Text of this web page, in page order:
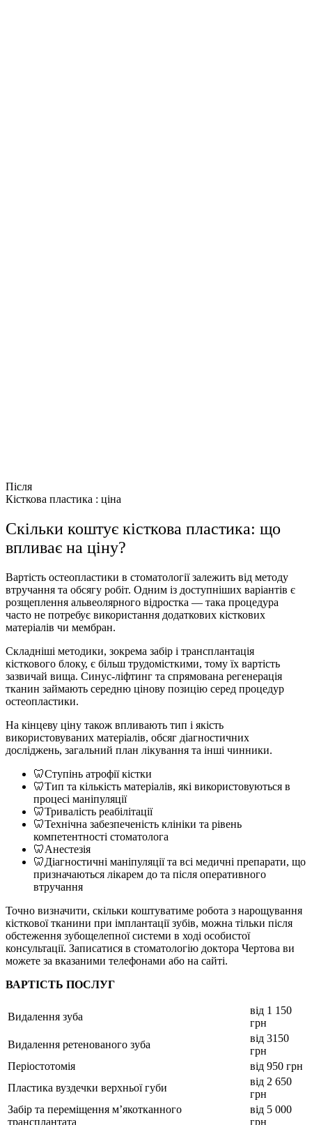
Після
Кісткова пластика : ціна
Скільки коштує кісткова пластика: що
впливає на ціну?
Вартість остеопластики в стоматології залежить від методу
втручання та обсягу робіт. Одним із доступніших варіантів є
розщеплення альвеолярного відростка — така процедура
часто не потребує використання додаткових кісткових
матеріалів чи мембран.
Складніші методики, зокрема забір і трансплантація
кісткового блоку, є більш трудомісткими, тому їх вартість
зазвичай вища. Синус-ліфтинг та спрямована регенерація
тканин займають середню цінову позицію серед процедур
остеопластики.
На кінцеву ціну також впливають тип і якість
використовуваних матеріалів, обсяг діагностичних
досліджень, загальний план лікування та інші чинники.
🦷Ступінь атрофії кістки
🦷Тип та кількість матеріалів, які використовуються в
процесі маніпуляції
🦷Тривалість реабілітації
🦷Технічна забезпеченість клініки та рівень
компетентності стоматолога
🦷Анестезія
🦷Діагностичні маніпуляції та всі медичні препарати, що
призначаються лікарем до та після оперативного
втручання
Точно визначити, скільки коштуватиме робота з нарощування
кісткової тканини при імплантації зубів, можна тільки після
обстеження зубощелепної системи в ході особистої
консультації. Записатися в стоматологію доктора Чертова ви
можете за вказаними телефонами або на сайті.
ВАРТІСТЬ ПОСЛУГ
Видалення зуба
від 1 150
грн
Видалення ретенованого зуба
від 3150
грн
Періостотомія
від 950 грн
Пластика вуздечки верхньої губи
від 2 650
грн
Забір та переміщення м’якотканного
трансплантата
від 5 000
грн